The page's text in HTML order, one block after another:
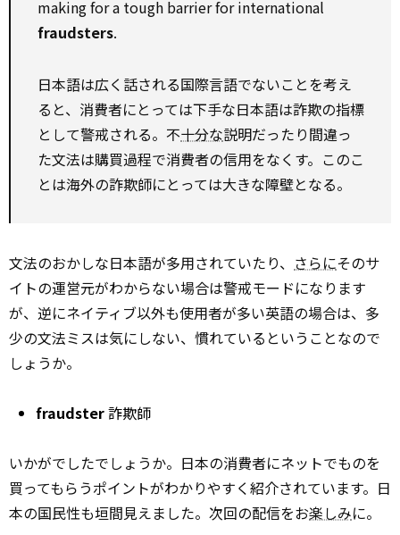
making for a tough barrier for international
fraudsters.
日本語は広く話される国際言語でないことを考え
ると、消費者にとっては下手な日本語は詐欺の指標
として警戒される。不十分な説明だったり間違っ
た文法は購買過程で消費者の信用をなくす。このこ
とは海外の詐欺師にとっては大きな障壁となる。
文法のおかしな日本語が多用されていたり、 さらにそのサ
イトの運営元がわからない場合は警戒モードになります
が、逆にネイティブ以外も使用者が多い英語の場合は、多
少の文法ミスは気にしない、慣れているということなので
しょうか。
fraudster詐欺師
いかがでしたでしょうか。日本の消費者にネットでものを
買ってもらうポイントがわかりやすく紹介されています。日
本の国民性も垣間見えました。次回の配信をお楽しみに。